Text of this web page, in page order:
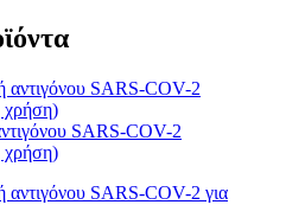
SARS-COV-2
χρήση)